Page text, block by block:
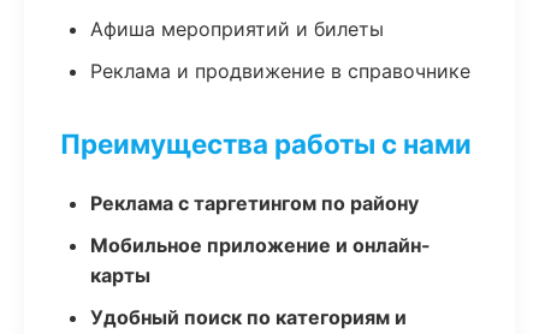
Афиша мероприятий и билеты
Реклама и продвижение в справочнике
Преимущества работы с нами
Реклама с таргетингом по району
Мобильное приложение и онлайн-
карты
Удобный поиск по категориям и